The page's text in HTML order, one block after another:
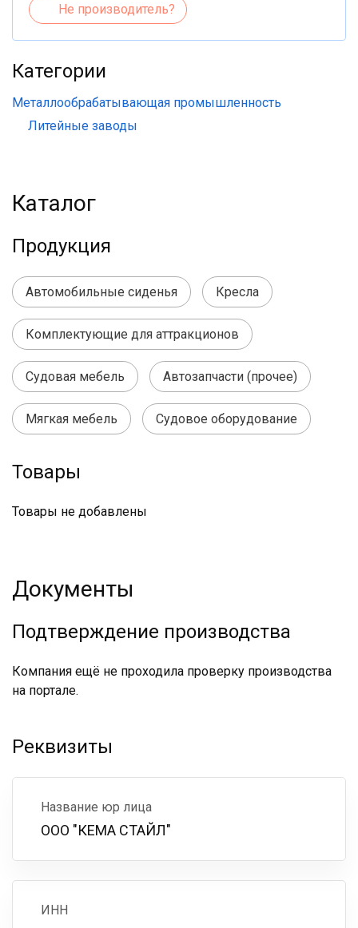
Не производитель?
Категории
Металлообрабатывающая промышленность
Литейные заводы
Каталог
Продукция
Автомобильные сиденья Кресла
Комплектующие для аттракционов
Судовая мебель Автозапчасти (прочее)
Мягкая мебель Судовое оборудование
Товары
Товары не добавлены
Документы
Подтверждение производства
Компания ещё не проходила проверку производства
на портале.
Реквизиты
Название юр лица
ООО "КЕМА СТАЙЛ"
ИНН